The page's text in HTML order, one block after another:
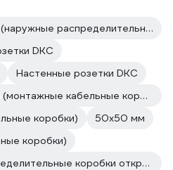
Для открытой проводки (наружные распределительные коробки открытой установки)
DKC
Настенные розетки DKC
Для наружного монтажа (монтажные кабельные коробки)
коробки)
50х50 мм
коробки)
Серые (наружные распределительные коробки открытой установки)